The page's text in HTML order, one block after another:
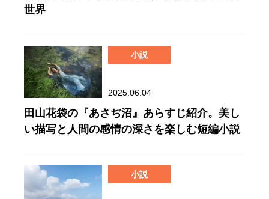
世界
小説
2025.06.04
田山花袋の『あさぢ沼』あらすじ紹介。美し
い描写と人間の感情の深さを楽しむ短編小説
小説